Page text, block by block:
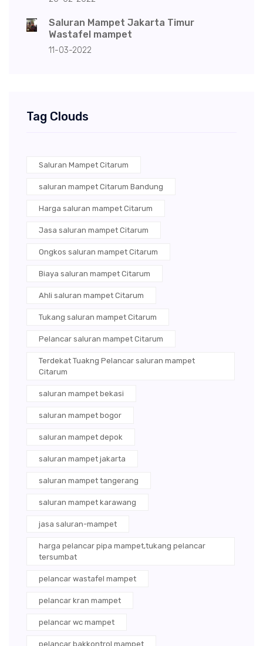
Saluran Mampet Jakarta Timur
Wastafel mampet
11-03-2022
Tag Clouds
Saluran Mampet Citarum
saluran mampet Citarum Bandung
Harga saluran mampet Citarum
Jasa saluran mampet Citarum
Ongkos saluran mampet Citarum
Biaya saluran mampet Citarum
Ahli saluran mampet Citarum
Tukang saluran mampet Citarum
Pelancar saluran mampet Citarum
Terdekat Tuakng Pelancar saluran mampet
Citarum
saluran mampet bekasi
saluran mampet bogor
saluran mampet depok
saluran mampet jakarta
saluran mampet tangerang
saluran mampet karawang
jasa saluran-mampet
harga pelancar pipa mampet,tukang pelancar
tersumbat
pelancar wastafel mampet
pelancar kran mampet
pelancar wc mampet
pelancar bakkontrol mampet